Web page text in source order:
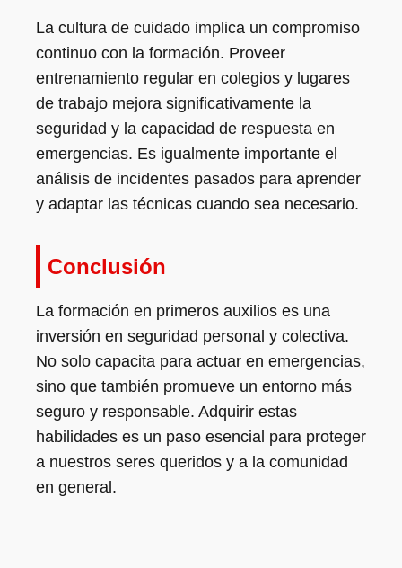
La cultura de cuidado implica un compromiso
continuo con la formación. Proveer
entrenamiento regular en colegios y lugares
de trabajo mejora significativamente la
seguridad y la capacidad de respuesta en
emergencias. Es igualmente importante el
análisis de incidentes pasados para aprender
y adaptar las técnicas cuando sea necesario.
Conclusión
La formación en primeros auxilios es una
inversión en seguridad personal y colectiva.
No solo capacita para actuar en emergencias,
sino que también promueve un entorno más
seguro y responsable. Adquirir estas
habilidades es un paso esencial para proteger
a nuestros seres queridos y a la comunidad
en general.